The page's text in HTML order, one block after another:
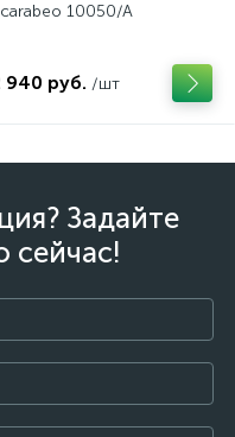
10050/A
940 руб. /шт
Задайте
сейчас!